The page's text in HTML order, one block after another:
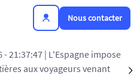
Nous contacter
21:37:47| L'Espagne impose
aux voyageurs venant